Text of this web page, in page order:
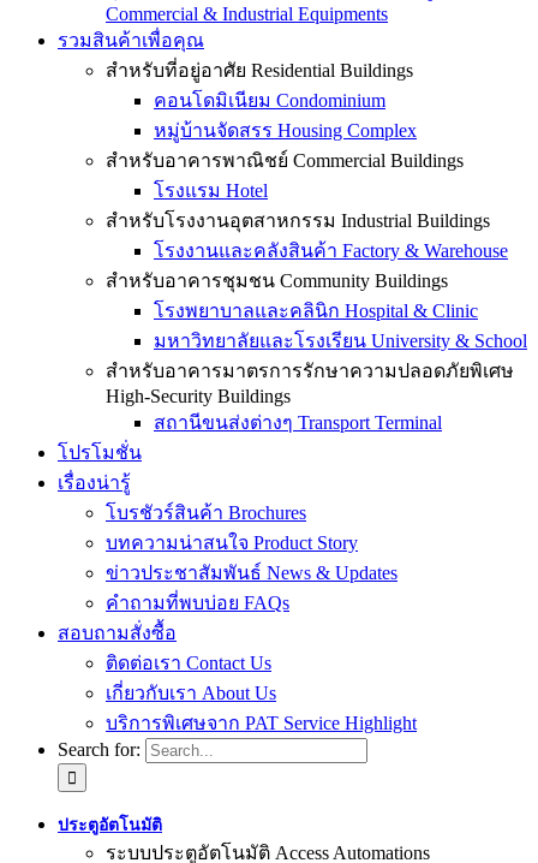
Commercial & Industrial Equipments
รวมสินค้าเพื่อคุณ
สำหรับที่อยู่อาศัย Residential Buildings
คอนโดมิเนียม Condominium
หมู่บ้านจัดสรร Housing Complex
สำหรับอาคารพาณิชย์ Commercial Buildings
โรงแรม Hotel
สำหรับโรงงานอุตสาหกรรม Industrial Buildings
โรงงานและคลังสินค้า Factory & Warehouse
สำหรับอาคารชุมชน Community Buildings
โรงพยาบาลและคลินิก Hospital & Clinic
มหาวิทยาลัยและโรงเรียน University & School
สำหรับอาคารมาตรการรักษาความปลอดภัยพิเศษ
High-Security Buildings
สถานีขนส่งต่างๆ Transport Terminal
โปรโมชั่น
เรื่องน่ารู้
โบรชัวร์สินค้า Brochures
บทความน่าสนใจ Product Story
ข่าวประชาสัมพันธ์ News & Updates
คำถามที่พบบ่อย FAQs
สอบถามสั่งซื้อ
ติดต่อเรา Contact Us
เกี่ยวกับเรา About Us
บริการพิเศษจาก PAT Service Highlight
Search for:
ประตูอัตโนมัติ
ระบบประตูอัตโนมัติ Access Automations